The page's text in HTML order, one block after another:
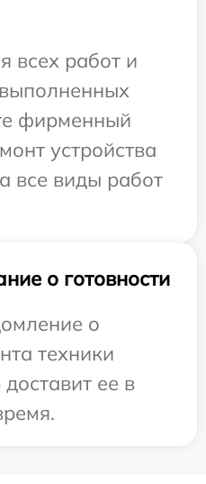
всех работ и
фирменный
устройства
все виды работ
о готовности
о
техники
ее в